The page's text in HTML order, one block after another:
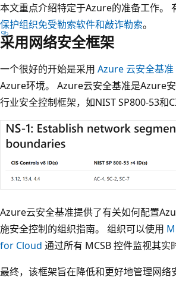
本文重点介绍特定于Azure的准备工作。
保护组织免受勒索软件和敲诈勒索。
采用网络安全框架
一个很好的开始是采用 Azure 云安全基准
Azure环境。 Azure云安全基准是Azure
行业安全控制框架，如NIST SP800-53和
Azure云安全基准提供了有关如何配置
施安全控制的组织指南。 组织可以使用
for Cloud 通过所有 MCSB 控件监视其实
最终，该框架旨在降低和更好地管理网络